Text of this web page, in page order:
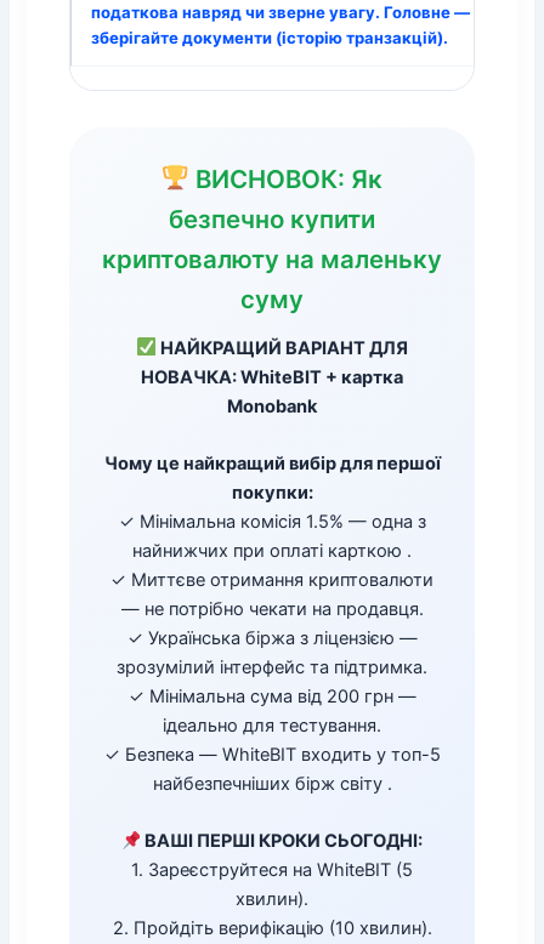
податкова навряд чи зверне увагу. Головне —
зберігайте документи (історію транзакцій).
ВИСНОВОК: Як
безпечно купити
криптовалюту на маленьку
суму
НАЙКРАЩИЙ ВАРІАНТ ДЛЯ
НОВАЧКА: WhiteBIT + картка
Monobank
Чому це найкращий вибір для першої
покупки:
✓ Мінімальна комісія 1.5% — одна з
найнижчих при оплаті карткою .
✓ Миттєве отримання криптовалюти
— не потрібно чекати на продавця.
✓ Українська біржа з ліцензією —
зрозумілий інтерфейс та підтримка.
✓ Мінімальна сума від 200 грн —
ідеально для тестування.
✓ Безпека — WhiteBIT входить у топ-5
найбезпечніших бірж світу .
ВАШІ ПЕРШІ КРОКИ СЬОГОДНІ:
1. Зареєструйтеся на WhiteBIT (5
хвилин).
2. Пройдіть верифікацію (10 хвилин).